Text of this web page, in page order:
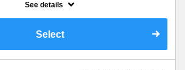
トリートメント
See details
Select